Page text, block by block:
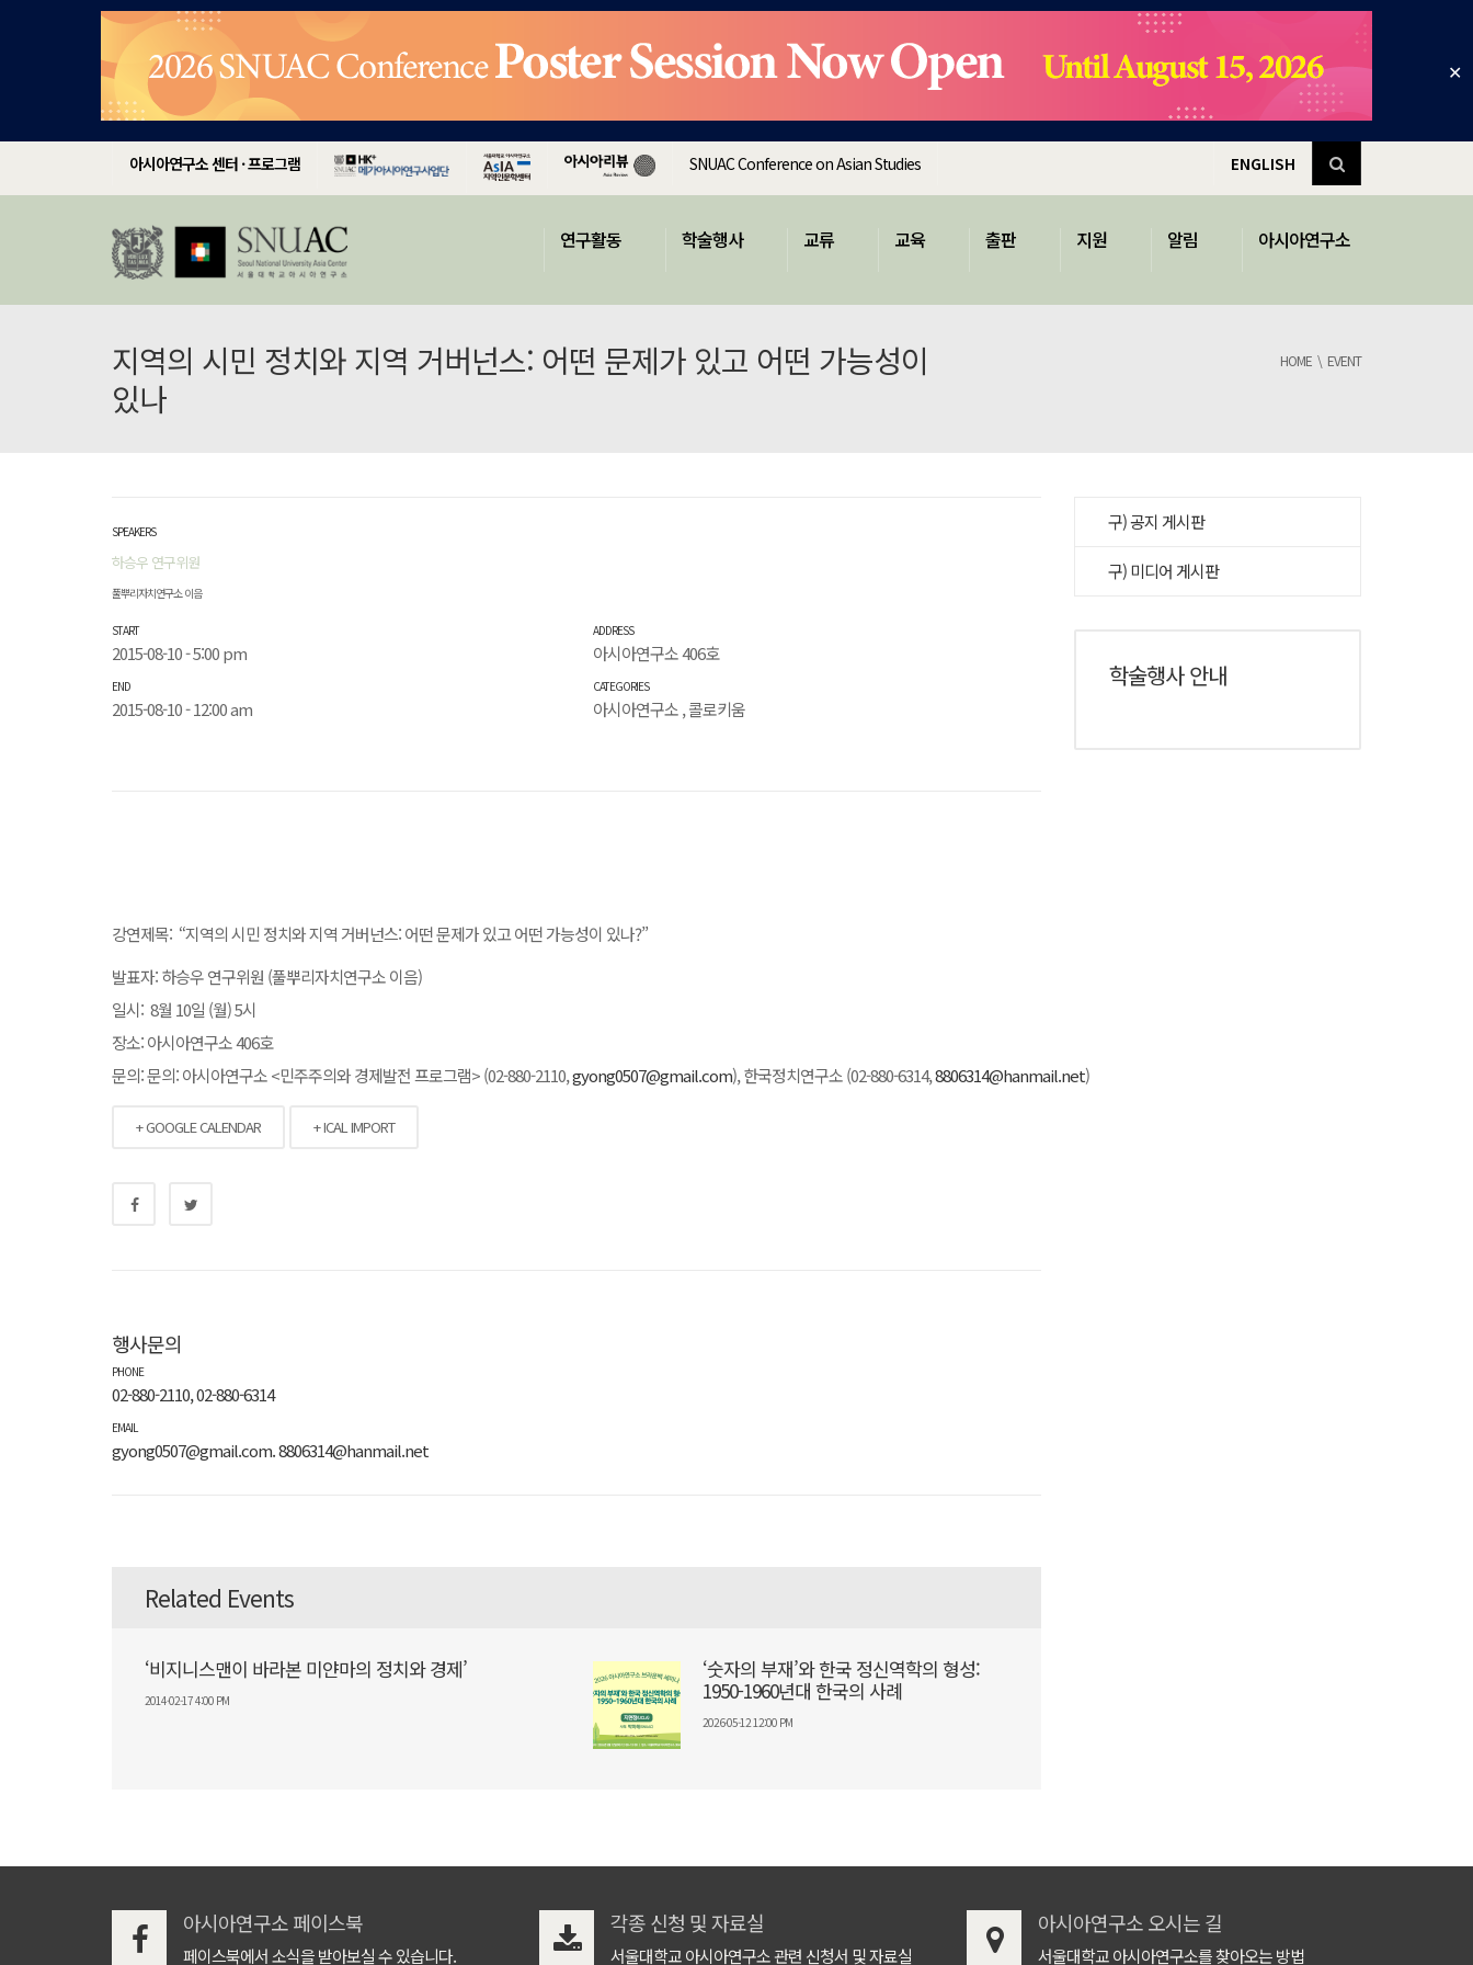
✕
아시아연구소 센터 · 프로그램 SNUAC Conference on Asian Studies ENGLISH
연구활동 학술행사 교류 교육 출판 지원 알림 아시아연구소
지역의 시민 정치와 지역 거버넌스: 어떤 문제가 있고 어떤 가능성이
있나
HOME EVENT
SPEAKERS
하승우 연구위원
풀뿌리자치연구소 이음
START
2015-08-10 - 5:00 pm
END
2015-08-10 - 12:00 am
ADDRESS
아시아연구소 406호
CATEGORIES
아시아연구소,콜로키움
강연제목: “지역의 시민 정치와 지역 거버넌스: 어떤 문제가 있고 어떤 가능성이 있나?”
발표자: 하승우 연구위원 (풀뿌리자치연구소 이음)
일시: 8월 10일 (월) 5시
장소: 아시아연구소 406호
문의: 문의: 아시아연구소 <민주주의와 경제발전 프로그램> (02-880-2110,gyong0507@gmail.com), 한국정치연구소 (02-880-6314,8806314@hanmail.net)
+ GOOGLE CALENDAR + ICAL IMPORT
행사문의
PHONE
02-880-2110, 02-880-6314
EMAIL
gyong0507@gmail.com. 8806314@hanmail.net
Related Events
‘비지니스맨이 바라본 미얀마의 정치와 경제’
2014-02-17 4:00 PM
‘숫자의 부재’와 한국 정신역학의 형성:
1950-1960년대 한국의 사례
2026-05-12 12:00 PM
구) 공지 게시판
구) 미디어 게시판
학술행사 안내
아시아연구소 페이스북
페이스북에서 소식을 받아보실 수 있습니다.
각종 신청 및 자료실
서울대학교 아시아연구소 관련 신청서 및 자료실
아시아연구소 오시는 길
서울대학교 아시아연구소를 찾아오는 방법